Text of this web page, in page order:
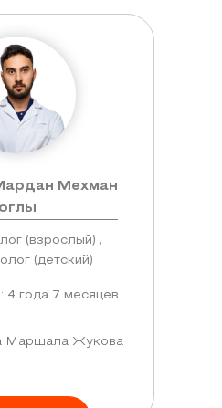
Мехман
оглы
(взрослый) ,
(детский)
4 года 7 месяцев
Маршала Жукова